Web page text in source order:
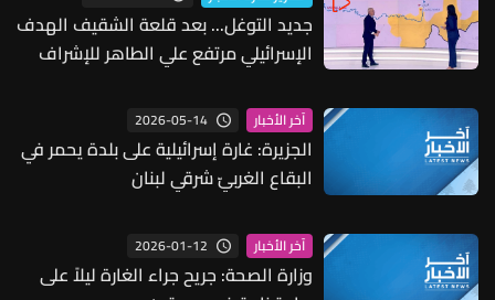
جديد التوغل... بعد قلعة الشقيف الهدف
الإسرائيلي مرتفع علي الطاهر للإشراف
آخر الأخبار 2026-05-14
الجزيرة: غارة إسرائيلية على بلدة يحمر في
البقاع الغربيّ شرقي لبنان
آخر الأخبار 2026-01-12
وزارة الصحة: جريح جراء الغارة ليلاً على